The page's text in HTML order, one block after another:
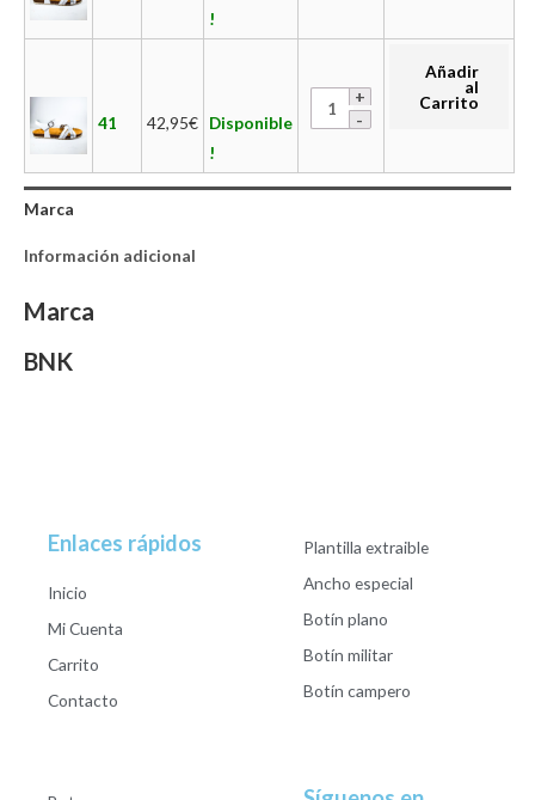
!
41 42,95€ Disponible
!
Añadir
al
Carrito
Marca
Información adicional
Marca
BNK
Enlaces rápidos
Inicio
Mi Cuenta
Carrito
Contacto
Plantilla extraible
Ancho especial
Botín plano
Botín militar
Botín campero